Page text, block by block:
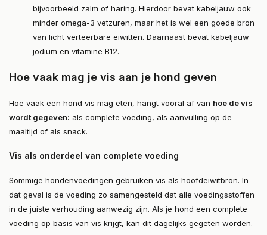
bijvoorbeeld zalm of haring. Hierdoor bevat kabeljauw ook
minder omega-3 vetzuren, maar het is wel een goede bron
van licht verteerbare eiwitten. Daarnaast bevat kabeljauw
jodium en vitamine B12.
Hoe vaak mag je vis aan je hond geven
Hoe vaak een hond vis mag eten, hangt vooral af van hoe de vis
wordt gegeven: als complete voeding, als aanvulling op de
maaltijd of als snack.
Vis als onderdeel van complete voeding
Sommige hondenvoedingen gebruiken vis als hoofdeiwitbron. In
dat geval is de voeding zo samengesteld dat alle voedingsstoffen
in de juiste verhouding aanwezig zijn. Als je hond een complete
voeding op basis van vis krijgt, kan dit dagelijks gegeten worden.